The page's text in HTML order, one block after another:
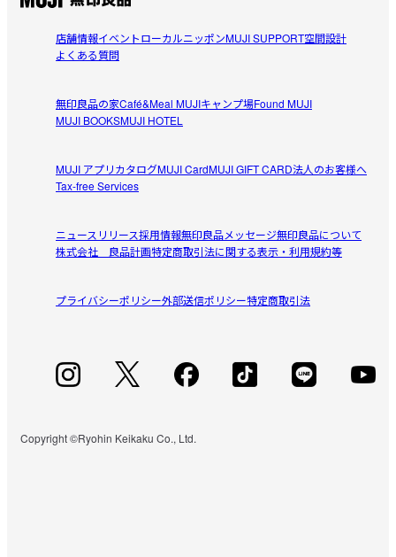
店舗情報イベントローカルニッポンMUJI SUPPORT空間設計
よくある質問
無印良品の家Café&Meal MUJIキャンプ場Found MUJI
MUJI BOOKSMUJI HOTEL
MUJI アプリカタログMUJI CardMUJI GIFT CARD法人のお客様へ
Tax-free Services
ニュースリリース採用情報無印良品メッセージ無印良品について
株式会社 良品計画特定商取引法に関する表示・利用規約等
プライバシーポリシー外部送信ポリシー特定商取引法
Copyright ©Ryohin Keikaku Co., Ltd.